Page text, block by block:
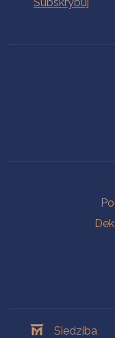
Siedziba